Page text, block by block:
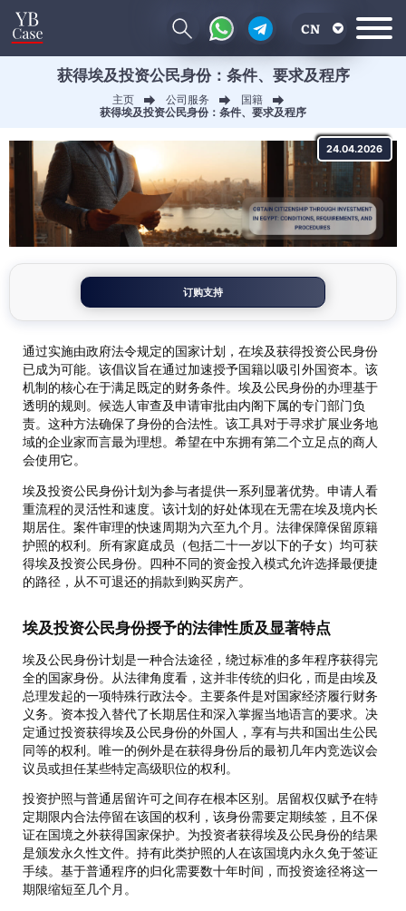
CN
UA
获得埃及投资公民身份：条件、要求及程序
主页 公司服务
国籍
获得埃及投资公民身份：条件、要求及程序
24.04.2026
订购支持
通过实施由政府法令规定的国家计划，在埃及获得投资公民身份
已成为可能。该倡议旨在通过加速授予国籍以吸引外国资本。该
机制的核心在于满足既定的财务条件。埃及公民身份的办理基于
透明的规则。候选人审查及申请审批由内阁下属的专门部门负
责。这种方法确保了身份的合法性。该工具对于寻求扩展业务地
域的企业家而言最为理想。希望在中东拥有第二个立足点的商人
会使用它。
埃及投资公民身份计划为参与者提供一系列显著优势。申请人看
重流程的灵活性和速度。该计划的好处体现在无需在埃及境内长
期居住。案件审理的快速周期为六至九个月。法律保障保留原籍
护照的权利。所有家庭成员（包括二十一岁以下的子女）均可获
得埃及投资公民身份。四种不同的资金投入模式允许选择最便捷
的路径，从不可退还的捐款到购买房产。
埃及投资公民身份授予的法律性质及显著特点
埃及公民身份计划是一种合法途径，绕过标准的多年程序获得完
全的国家身份。从法律角度看，这并非传统的归化，而是由埃及
总理发起的一项特殊行政法令。主要条件是对国家经济履行财务
义务。资本投入替代了长期居住和深入掌握当地语言的要求。决
定通过投资获得埃及公民身份的外国人，享有与共和国出生公民
同等的权利。唯一的例外是在获得身份后的最初几年内竞选议会
议员或担任某些特定高级职位的权利。
投资护照与普通居留许可之间存在根本区别。居留权仅赋予在特
定期限内合法停留在该国的权利，该身份需要定期续签，且不保
证在国境之外获得国家保护。为投资者获得埃及公民身份的结果
是颁发永久性文件。持有此类护照的人在该国境内永久免于签证
手续。基于普通程序的归化需要数十年时间，而投资途径将这一
期限缩短至几个月。